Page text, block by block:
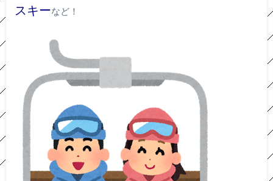
スキーなど！